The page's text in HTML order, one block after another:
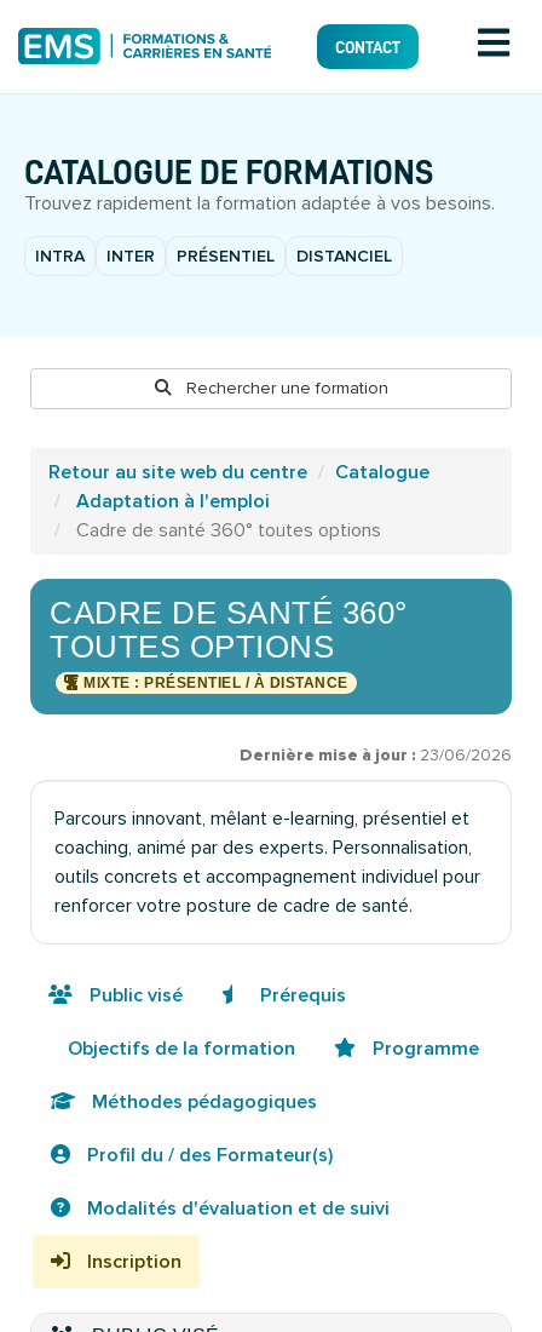
CONTACT
CATALOGUE DE FORMATIONS
Trouvez rapidement la formation adaptée à vos besoins.
INTRA INTER PRÉSENTIEL DISTANCIEL
Rechercher une formation
Retour au site web du centre
Catalogue
Adaptation à l'emploi
Cadre de santé 360° toutes options
CADRE DE SANTÉ 360°
TOUTES OPTIONS
MIXTE : PRÉSENTIEL / À DISTANCE
Dernière mise à jour : 23/06/2026
Parcours innovant, mêlant e-learning, présentiel et
coaching, animé par des experts. Personnalisation,
outils concrets et accompagnement individuel pour
renforcer votre posture de cadre de santé.
Public visé Prérequis
Objectifs de la formation Programme
Méthodes pédagogiques
Profil du / des Formateur(s)
Modalités d'évaluation et de suivi
Inscription